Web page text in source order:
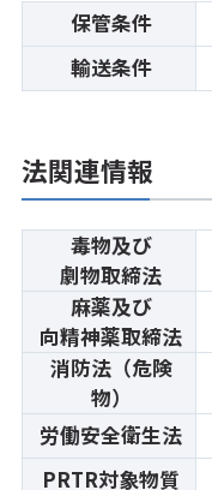
保管条件
輸送条件
法関連情報
毒物及び
劇物取締法
麻薬及び
向精神薬取締法
消防法（危険
物）
労働安全衛生法
PRTR対象物質